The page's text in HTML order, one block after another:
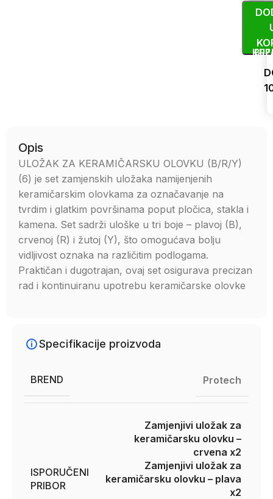
Opis
ULOŽAK ZA KERAMIČARSKU OLOVKU (B/R/Y)
(6) je set zamjenskih uložaka namijenjenih
keramičarskim olovkama za označavanje na
tvrdim i glatkim površinama poput pločica, stakla i
kamena. Set sadrži uloške u tri boje – plavoj (B),
crvenoj (R) i žutoj (Y), što omogućava bolju
vidljivost oznaka na različitim podlogama.
Praktičan i dugotrajan, ovaj set osigurava precizan
rad i kontinuiranu upotrebu keramičarske olovke
Specifikacije proizvoda
BREND Protech
ISPORUČENI
PRIBOR
Zamjenjivi uložak za
keramičarsku olovku –
crvena x2
Zamjenjivi uložak za
keramičarsku olovku – plava
x2